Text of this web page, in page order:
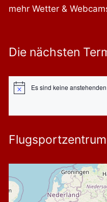
mehr Wetter &
Die nächsten
HinweisEs sind keine